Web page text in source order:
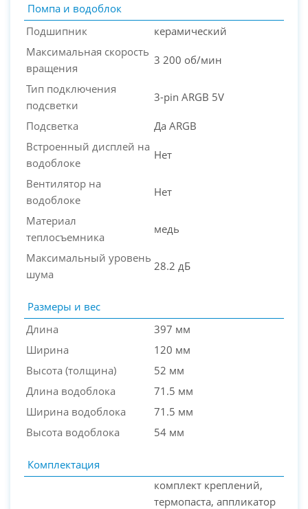
Помпа и водоблок
Подшипник
керамический
Максимальная скорость
вращения
3 200 об/мин
Тип подключения
подсветки
3-pin ARGB 5V
Подсветка
Да ARGB
Встроенный дисплей на
водоблоке
Нет
Вентилятор на
водоблоке
Нет
Материал
теплосъемника
медь
Максимальный уровень
шума
28.2 дБ
Размеры и вес
Длина
397 мм
Ширина
120 мм
Высота (толщина)
52 мм
Длина водоблока
71.5 мм
Ширина водоблока
71.5 мм
Высота водоблока
54 мм
Комплектация
комплект креплений,
термопаста, аппликатор